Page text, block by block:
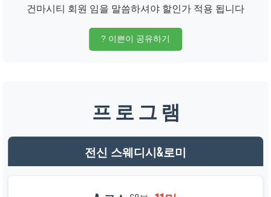
건마시티 회원 임을 말씀하셔야 할인가 적용 됩니다
? 이쁜이 공유하기
프 로 그 램
전신 스웨디시&로미